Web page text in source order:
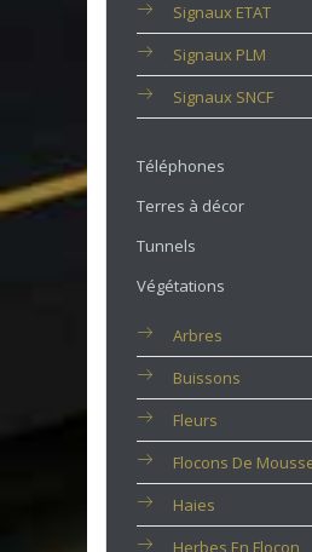
Signaux ETAT
Signaux PLM
Signaux SNCF
Téléphones
Terres à décor
Tunnels
Végétations
Arbres
Buissons
Fleurs
Flocons De
Haies
Herbes En Flocon